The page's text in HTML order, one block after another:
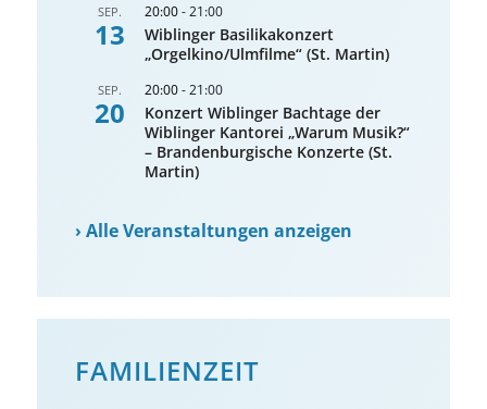
SEP.
13
20:00-21:00
Wiblinger Basilikakonzert
„Orgelkino/Ulmfilme“ (St. Martin)
SEP.
20
20:00-21:00
Konzert Wiblinger Bachtage der
Wiblinger Kantorei „Warum Musik?“
– Brandenburgische Konzerte (St.
Martin)
›Alle Veranstaltungen anzeigen
FAMILIENZEIT